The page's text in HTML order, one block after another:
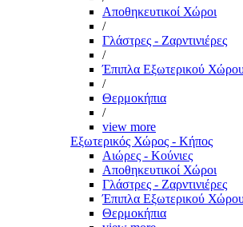
Αποθηκευτικοί Χώροι
/
Γλάστρες - Ζαρντινιέρες
/
Έπιπλα Εξωτερικού
/
Θερμοκήπια
/
view more
Εξωτερικός Χώρος - Κήπος
Αιώρες - Κούνιες
Αποθηκευτικοί Χώροι
Γλάστρες - Ζαρντινιέρες
Έπιπλα Εξωτερικού
Θερμοκήπια